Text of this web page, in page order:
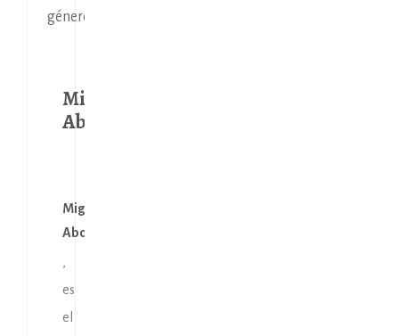
género.
Migallón
Abogados
Migallón
Abogados
,
es
el